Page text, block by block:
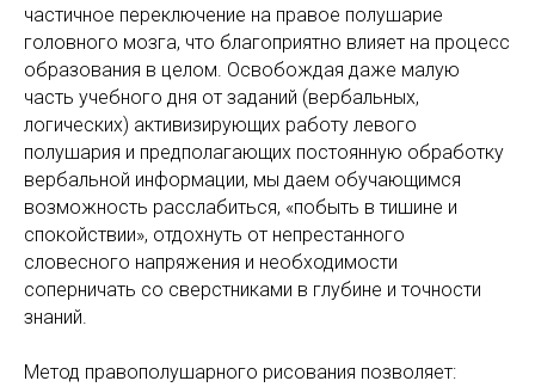
частичное переключение на правое полушарие
головного мозга, что благоприятно влияет на процесс
образования в целом. Освобождая даже малую
часть учебного дня от заданий (вербальных,
логических) активизирующих работу левого
полушария и предполагающих постоянную обработку
вербальной информации, мы даем обучающимся
возможность расслабиться, «побыть в тишине и
спокойствии», отдохнуть от непрестанного
словесного напряжения и необходимости
соперничать со сверстниками в глубине и точности
знаний.
Метод правополушарного рисования позволяет: